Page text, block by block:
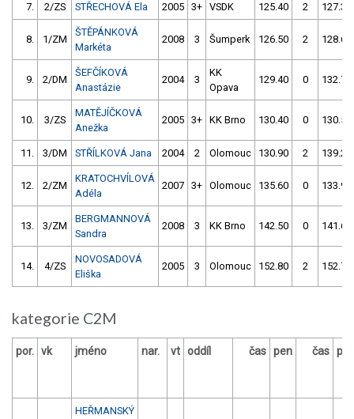
7. 2/ZS STŘECHOVÁ Ela 2005 3+ VSDK 125.40 2 127.30
8. 1/ZM
ŠTĚPÁNKOVÁ
Markéta
2008 3 Šumperk 126.50 2 128.60
9. 2/DM
ŠEFČÍKOVÁ
Anastázie
2004 3
KK
Opava
129.40 0 132.70
10. 3/ZS
MATĚJÍČKOVÁ
Anežka
2005 3+ KK Brno 130.40 0 130.50
11. 3/DM STŘÍLKOVÁ Jana 2004 2 Olomouc 130.90 2 139.20
12. 2/ZM
KRATOCHVÍLOVÁ
Adéla
2007 3+ Olomouc 135.60 0 133.90
13. 3/ZM
BERGMANNOVÁ
Sandra
2008 3 KK Brno 142.50 0 141.60
14. 4/ZS
NOVOSADOVÁ
Eliška
2005 3 Olomouc 152.80 2 152.70
kategorie C2M
por. vk jméno nar. vt oddíl čas pen čas
HEŘMANSKÝ